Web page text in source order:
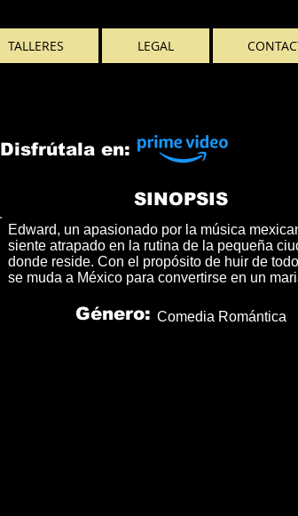
TALLERES LEGAL
Disfrútala en:
SINOPSIS
Edward, un apasionado por la música
siente atrapado en la rutina de la pequeña
donde reside. Con el propósito de huir de
se muda a México para convertirse en un
Género: Comedia Romántica